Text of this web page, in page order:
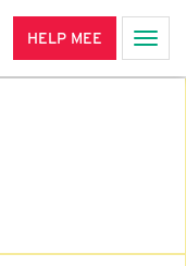
HELP MEE